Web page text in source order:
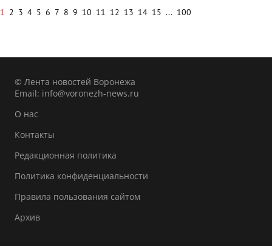
1 2 3 4 5 6 7 8 9 10 11 12 13 14 15 ... 100
© Лента новостей Воронежа
Email: info@voronezh-news.ru
О нас
Контакты
Редакционная политика
Политика конфиденциальности
Правила пользования сайтом
Архив